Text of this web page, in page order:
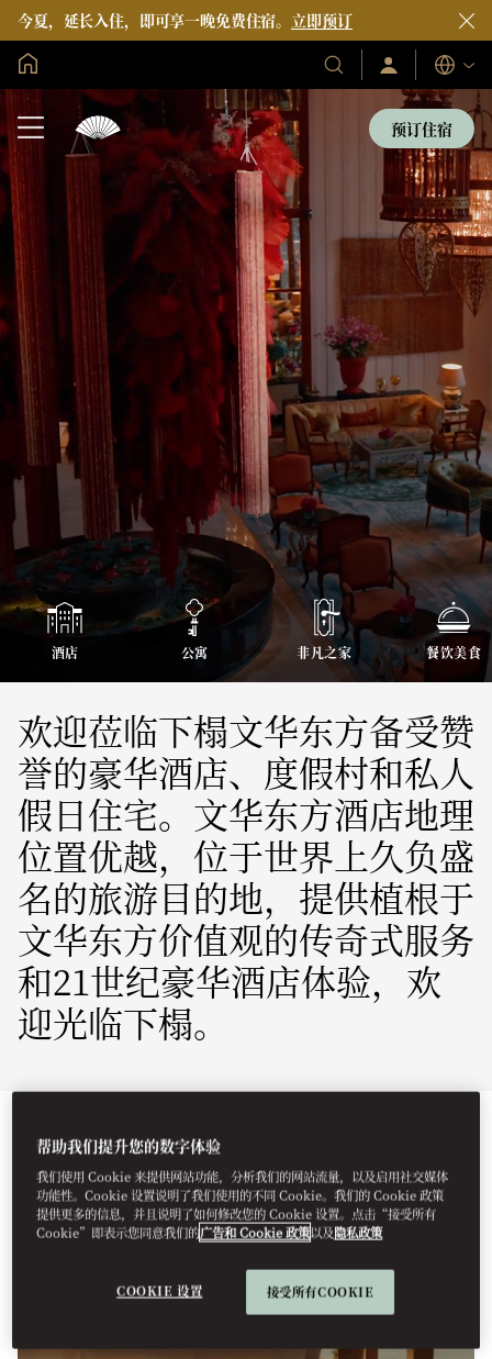
今夏，延长入住，即可享一晚免费住宿。 立即预订
我
们
登
录/
即
加
入
语
言
预订住宿
酒店 公寓 非凡之家 餐饮美食
欢迎莅临下榻文华东方备受赞
誉的豪华酒店、度假村和私人
假日住宅。文华东方酒店地理
位置优越，位于世界上久负盛
名的旅游目的地，提供植根于
文华东方价值观的传奇式服务
和21世纪豪华酒店体验，欢
迎光临下榻。
帮助我们提升您的数字体验
我们使用 Cookie 来提供网站功能，分析我们的网站流量，以及启用社交媒体
功能性。Cookie 设置说明了我们使用的不同 Cookie。我们的 Cookie 政策
提供更多的信息，并且说明了如何修改您的 Cookie 设置。点击“接受所有
Cookie”即表示您同意我们的广告和 Cookie 政策以及隐私政策
COOKIE 设置 接受所有COOKIE